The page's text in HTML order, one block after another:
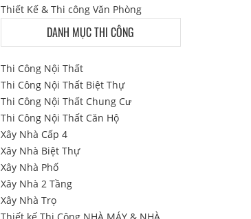
Thiết Kế & Thi công Văn Phòng
DANH MỤC THI CÔNG
Thi Công Nội Thất
Thi Công Nội Thất Biệt Thự
Thi Công Nội Thất Chung Cư
Thi Công Nội Thất Căn Hộ
Xây Nhà Cấp 4
Xây Nhà Biệt Thự
Xây Nhà Phố
Xây Nhà 2 Tầng
Xây Nhà Trọ